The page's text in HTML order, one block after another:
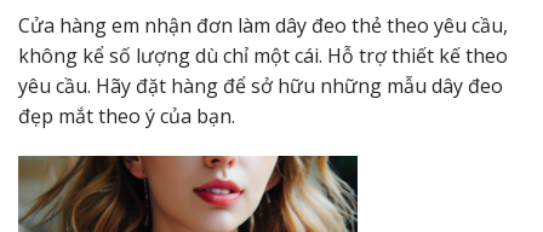
Cửa hàng em nhận đơn làm dây đeo thẻ theo yêu cầu,
không kể số lượng dù chỉ một cái. Hỗ trợ thiết kế theo
yêu cầu. Hãy đặt hàng để sở hữu những mẫu dây đeo
đẹp mắt theo ý của bạn.